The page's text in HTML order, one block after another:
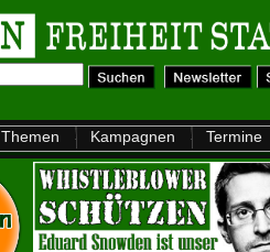
Themen Kampagnen Termine